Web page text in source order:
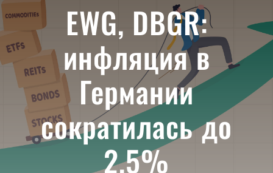
ЧТО ТАКОЕ ETF
ИНВЕСТИЦИИ В ETF
ТЕМАТИЧЕСКИЕ ETF
АКТУАЛЬНЫЕ
EWG, DBGR:
инфляция в
Германии
сократилась до
2,5%